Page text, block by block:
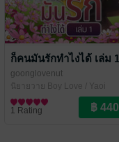
ก็คนมันรักทำไงได้ เล่ม 1
goonglovenut
นิยายวาย Boy Love / Yaoi
1 Rating